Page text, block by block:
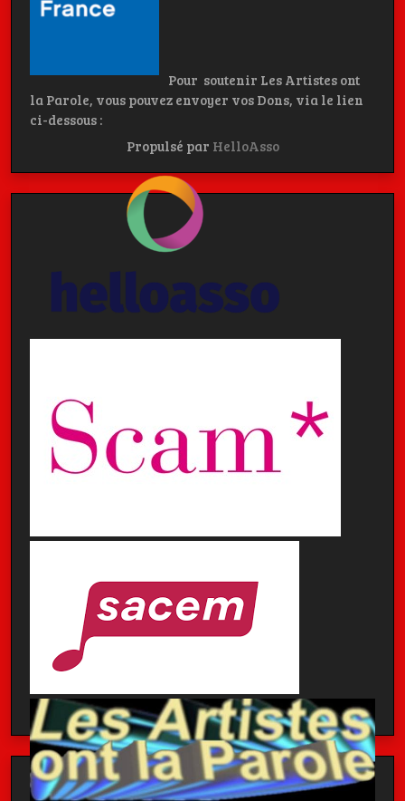
Pour soutenir Les Artistes ont
la Parole, vous pouvez envoyer vos Dons, via le lien
ci-dessous :
Propulsé par HelloAsso